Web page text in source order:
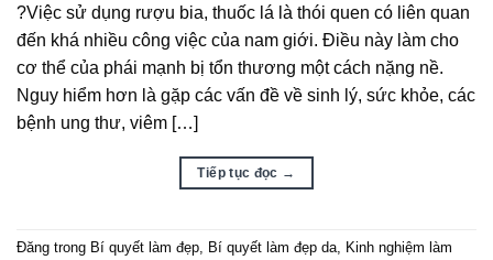
?Việc sử dụng rượu bia, thuốc lá là thói quen có liên quan
đến khá nhiều công việc của nam giới. Điều này làm cho
cơ thể của phái mạnh bị tổn thương một cách nặng nề.
Nguy hiểm hơn là gặp các vấn đề về sinh lý, sức khỏe, các
bệnh ung thư, viêm […]
Tiếp tục đọc →
Đăng trong Bí quyết làm đẹp, Bí quyết làm đẹp da, Kinh nghiệm làm